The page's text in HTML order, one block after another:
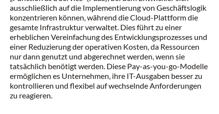
ausschließlich auf die Implementierung von Geschäftslogik
konzentrieren können, während die Cloud-Plattform die
gesamte Infrastruktur verwaltet. Dies führt zu einer
erheblichen Vereinfachung des Entwicklungsprozesses und
einer Reduzierung der operativen Kosten, da Ressourcen
nur dann genutzt und abgerechnet werden, wenn sie
tatsächlich benötigt werden. Diese Pay-as-you-go-Modelle
ermöglichen es Unternehmen, ihre IT-Ausgaben besser zu
kontrollieren und flexibel auf wechselnde Anforderungen
zu reagieren.